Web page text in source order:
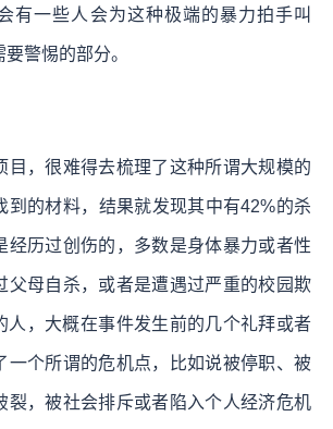
有一些人会为这种极端的暴力拍手叫
警惕的部分。
目，很难得去梳理了这种所谓大规模的
到的材料，结果就发现其中有42%的杀
经历过创伤的，多数是身体暴力或者性
父母自杀，或者是遭遇过严重的校园欺
人，大概在事件发生前的几个礼拜或者
一个所谓的危机点，比如说被停职、被
裂，被社会排斥或者陷入个人经济危机